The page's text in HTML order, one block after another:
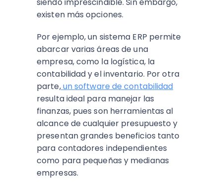
siendo imprescindible. Sin embargo,
existen más opciones.
Por ejemplo, un sistema ERP permite
abarcar varias áreas de una
empresa, como la logística, la
contabilidad y el inventario. Por otra
parte,un software de contabilidad
resulta ideal para manejar las
finanzas, pues son herramientas al
alcance de cualquier presupuesto y
presentan grandes beneficios tanto
para contadores independientes
como para pequeñas y medianas
empresas.